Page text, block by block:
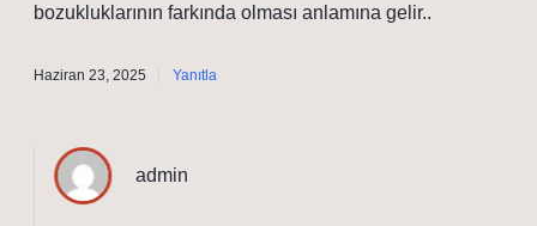
bozukluklarının farkında olması anlamına gelir..
Haziran 23, 2025 Yanıtla
admin